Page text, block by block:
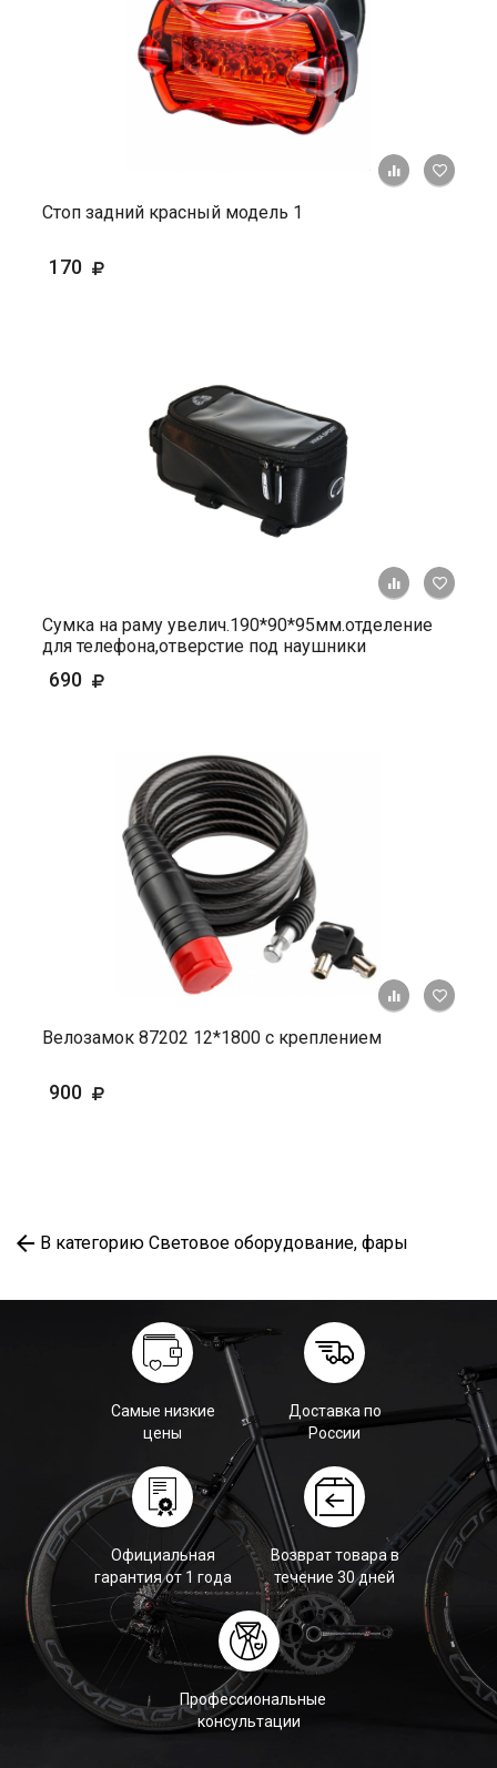
+ К
Стоп задний красный модель 1
170
+ К
Сумка на раму увелич.190*90*95мм.отделение
для телефона,отверстие под наушники
690
+ К
Велозамок 87202 12*1800 с креплением
900
В категорию Световое оборудование, фары
Самые низкие
цены
Доставка по
России
Официальная
гарантия от 1 года
Возврат товара в
течение 30 дней
Профессиональные
консультации